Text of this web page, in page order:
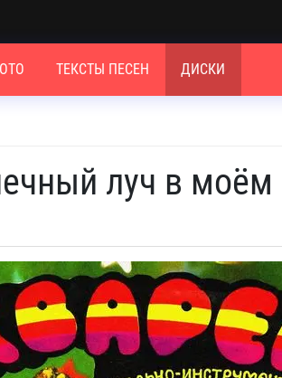
ТЕКСТЫ ПЕСЕН ДИСКИ
луч в моём